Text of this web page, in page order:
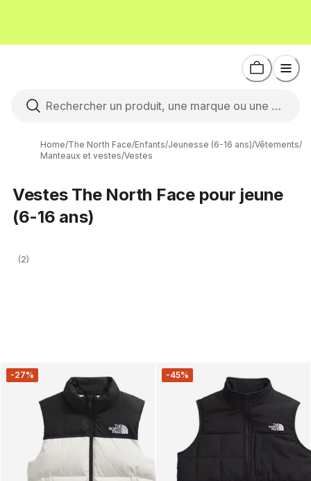
Home/The North Face/Enfants/Jeunesse (6-16 ans)/Vêtements/
Manteaux et vestes/Vestes
Vestes The North Face pour jeune
(6-16 ans)
(2)
-27% -45%